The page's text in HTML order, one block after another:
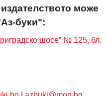
може
буки":
шосе” № 125, бл.